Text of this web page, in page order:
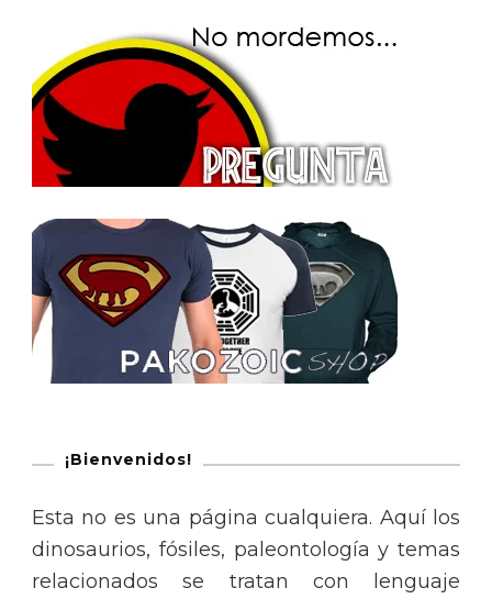
¡Bienvenidos!
Esta no es una página cualquiera. Aquí los
dinosaurios, fósiles, paleontología y temas
relacionados se tratan con lenguaje